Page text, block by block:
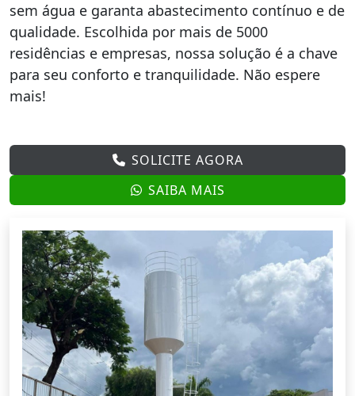
sem água e garanta abastecimento contínuo e de
qualidade. Escolhida por mais de 5000
residências e empresas, nossa solução é a chave
para seu conforto e tranquilidade. Não espere
mais!
SOLICITE AGORA
SAIBA MAIS